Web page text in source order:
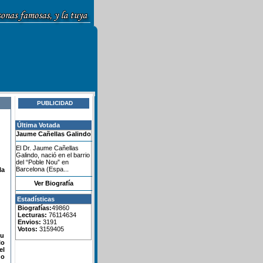
PUBLICIDAD
Última Votada
Jaume Cañellas Galindo
El Dr. Jaume Cañellas
Galindo, nació en el barrio
del “Poble Nou” en
Barcelona (Espa...
Ver Biografía
Estadísticas
Biografías:49860
Lecturas: 76114634
Envios: 3191
Votos: 3159405